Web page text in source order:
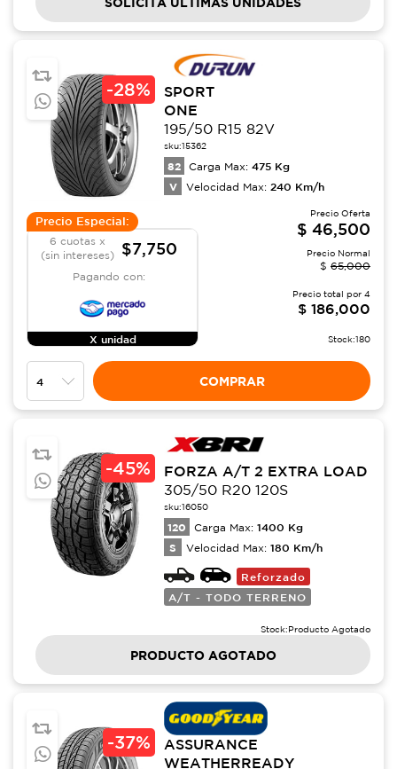
-28%
SPORT
ONE
195/50 R15 82V
sku:15362
82 Carga Max: 475 Kg
V Velocidad Max: 240 Km/h
Precio Especial:
6 cuotas x
(sin intereses)
$7,750
Pagando con:
X unidad
Precio Oferta
$ 46,500
Precio Normal
$ 65,000
Precio total por 4
$ 186,000
Stock:180
COMPRAR
-45%
FORZA A/T 2 EXTRA LOAD
305/50 R20 120S
sku:16050
120 Carga Max: 1400 Kg
S Velocidad Max: 180 Km/h
Reforzado
A/T - TODO TERRENO
Stock:Producto Agotado
PRODUCTO AGOTADO
-37%
ASSURANCE
WEATHERREADY